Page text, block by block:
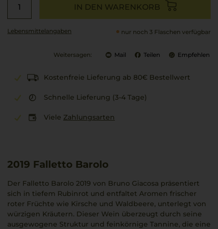
IN DEN WARENKORB
Lebensmittel­angaben nur noch 3 Flaschen verfügbar
Weitersagen: Mail Teilen Empfehlen
Kostenfreie Lieferung ab 80€ Bestellwert
Schnelle Lieferung (3-4 Tage)
Viele Zahlungsarten
2019 Falletto Barolo
Der Falletto Barolo 2019 von Bruno Giacosa präsentiert
sich in tiefem Rubinrot und entfaltet Aromen frischer
roter Früchte wie Kirsche und Waldbeere, unterlegt von
würzigen Kräutern. Dieser Wein überzeugt durch seine
ausgewogene Struktur und feinkörnige Tannine, die eine